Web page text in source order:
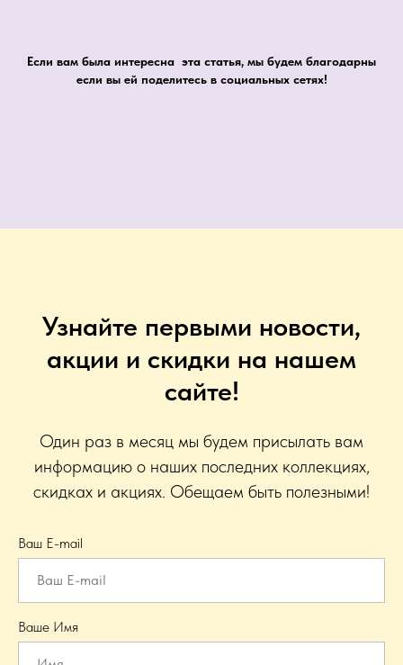
Если вам была интересна эта статья, мы будем благодарны
если вы ей поделитесь в социальных сетях!
Узнайте первыми новости,
акции и скидки на нашем
сайте!
Один раз в месяц мы будем присылать вам
информацию о наших последних коллекциях,
скидках и акциях. Обещаем быть полезными!
Ваш E-mail
Ваше Имя